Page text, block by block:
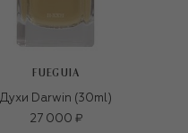
FUEGUIA
Духи Darwin (30ml)
27 000 ₽